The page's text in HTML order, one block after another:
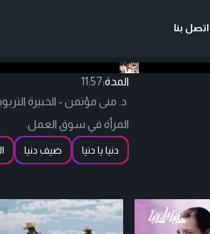
اتصل بنا
المدة:11:57
د. منى مؤتمن - الخبيرة
المرأة في سوق العمل.
دنيا يا دنيا ضيف دنيا